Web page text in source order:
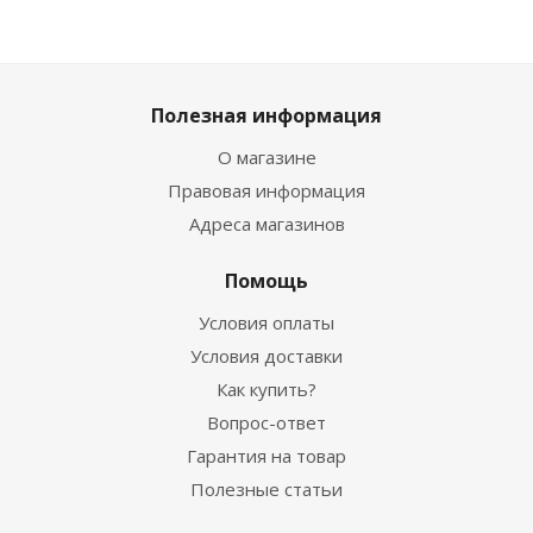
Полезная информация
О магазине
Правовая информация
Адреса магазинов
Помощь
Условия оплаты
Условия доставки
Как купить?
Вопрос-ответ
Гарантия на товар
Полезные статьи